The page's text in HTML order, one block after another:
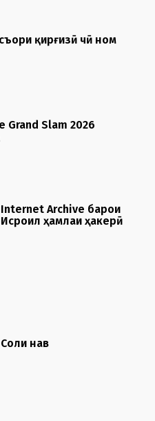
қирғизӣ чӣ ном
Grand Slam 2026
Internet Archive барои
ҳамлаи ҳакерӣ
нав